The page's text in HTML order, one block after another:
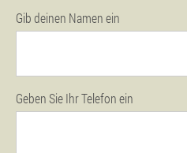
Gib deinen Namen ein
Geben Sie Ihr Telefon ein